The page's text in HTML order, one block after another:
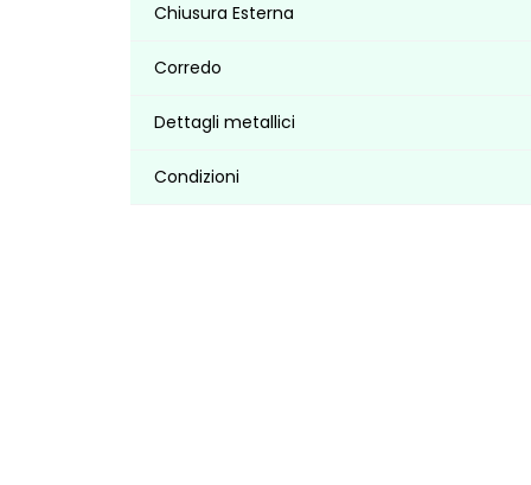
Chiusura Esterna
Corredo
Dettagli metallici
Condizioni